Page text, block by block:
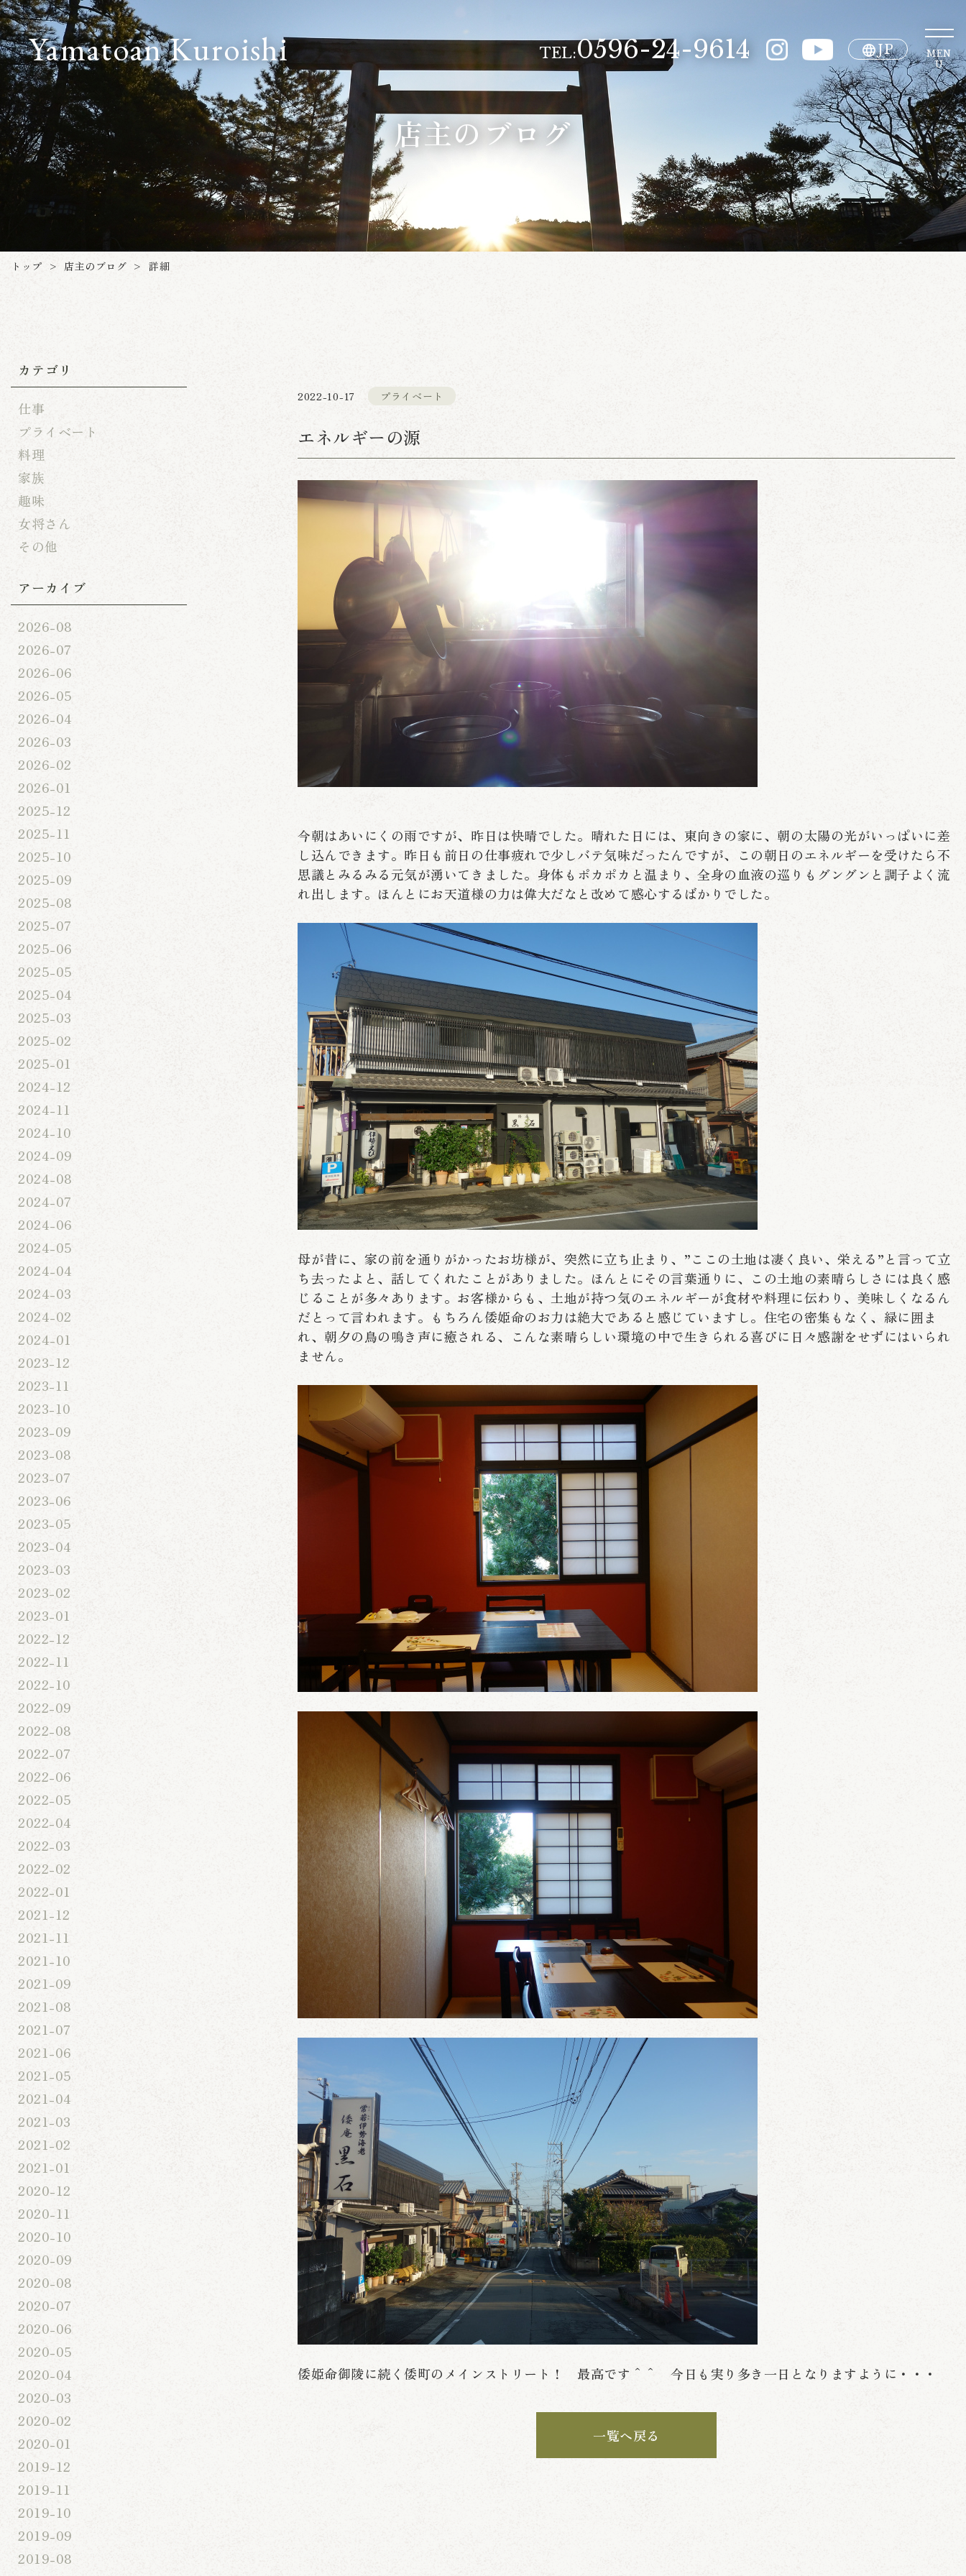
Yamatoan Kuroishi TEL:0596-24-9614 JP MEN
U
店主のブログ
トップ > 店主のブログ > 詳細
2022-10-17 プライベート
エネルギーの源
今朝はあいにくの雨ですが、昨日は快晴でした。晴れた日には、東向きの家に、朝の太陽の光がいっぱいに差
し込んできます。昨日も前日の仕事疲れで少しバテ気味だったんですが、この朝日のエネルギーを受けたら不
思議とみるみる元気が湧いてきました。身体もポカポカと温まり、全身の血液の巡りもグングンと調子よく流
れ出します。ほんとにお天道様の力は偉大だなと改めて感心するばかりでした。
母が昔に、家の前を通りがかったお坊様が、突然に立ち止まり、”ここの土地は凄く良い、栄える”と言って立
ち去ったよと、話してくれたことがありました。ほんとにその言葉通りに、この土地の素晴らしさには良く感
じることが多々あります。お客様からも、土地が持つ気のエネルギーが食材や料理に伝わり、美味しくなるん
だとって言われます。もちろん倭姫命のお力は絶大であると感じていますし。住宅の密集もなく、緑に囲ま
れ、朝夕の鳥の鳴き声に癒される、こんな素晴らしい環境の中で生きられる喜びに日々感謝をせずにはいられ
ません。
倭姫命御陵に続く倭町のメインストリート！ 最高です＾＾ 今日も実り多き一日となりますように・・・
一覧へ戻る
カテゴリ
仕事
プライベート
料理
家族
趣味
女将さん
その他
アーカイブ
2026-08
2026-07
2026-06
2026-05
2026-04
2026-03
2026-02
2026-01
2025-12
2025-11
2025-10
2025-09
2025-08
2025-07
2025-06
2025-05
2025-04
2025-03
2025-02
2025-01
2024-12
2024-11
2024-10
2024-09
2024-08
2024-07
2024-06
2024-05
2024-04
2024-03
2024-02
2024-01
2023-12
2023-11
2023-10
2023-09
2023-08
2023-07
2023-06
2023-05
2023-04
2023-03
2023-02
2023-01
2022-12
2022-11
2022-10
2022-09
2022-08
2022-07
2022-06
2022-05
2022-04
2022-03
2022-02
2022-01
2021-12
2021-11
2021-10
2021-09
2021-08
2021-07
2021-06
2021-05
2021-04
2021-03
2021-02
2021-01
2020-12
2020-11
2020-10
2020-09
2020-08
2020-07
2020-06
2020-05
2020-04
2020-03
2020-02
2020-01
2019-12
2019-11
2019-10
2019-09
2019-08